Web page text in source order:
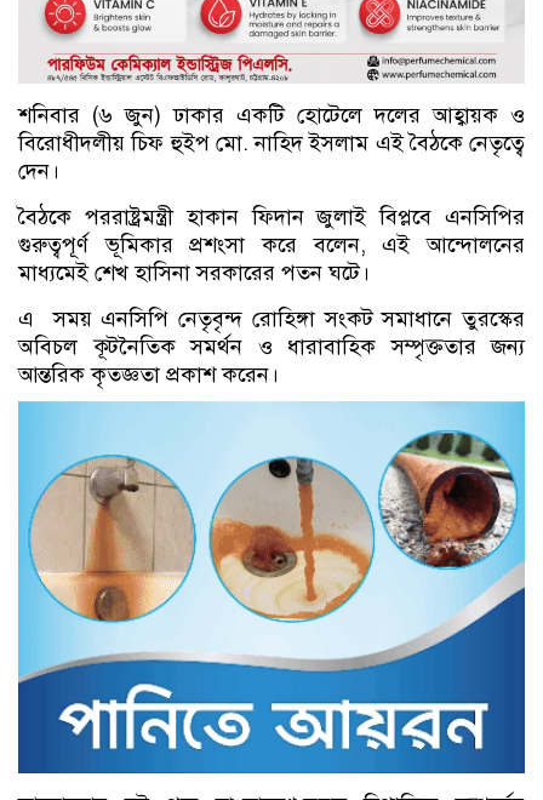
শনিবার (৬ জুন) ঢাকার একটি হোটেলে দলের আহ্বায়ক ও
বিরোধীদলীয় চিফ হুইপ মো. নাহিদ ইসলাম এই বৈঠকে নেতৃত্বে
দেন।
বৈঠকে পররাষ্ট্রমন্ত্রী হাকান ফিদান জুলাই বিপ্লবে এনসিপির
গুরুত্বপূর্ণ ভূমিকার প্রশংসা করে বলেন, এই আন্দোলনের
মাধ্যমেই শেখ হাসিনা সরকারের পতন ঘটে।
এ সময় এনসিপি নেতৃবৃন্দ রোহিঙ্গা সংকট সমাধানে তুরস্কের
অবিচল কূটনৈতিক সমর্থন ও ধারাবাহিক সম্পৃক্ততার জন্য
আন্তরিক কৃতজ্ঞতা প্রকাশ করেন।